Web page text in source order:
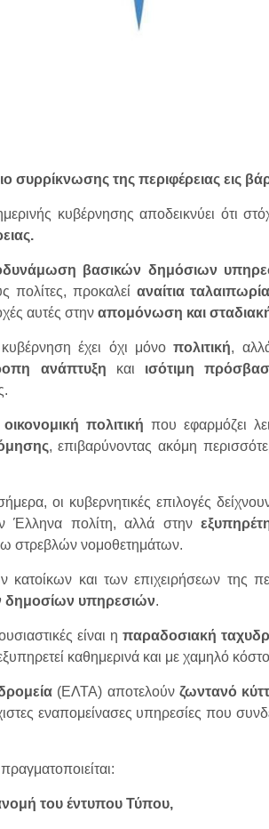
συρρίκνωσης της περιφέρειας εις
κυβέρνησης αποδεικνύει ότι
βασικών δημόσιων
πολίτες, προκαλεί αναίτια ταλαιπωρία
αυτές στην απομόνωση και
έχει όχι μόνοπολιτική,
ανάπτυξη και ισότιμη
πολιτική που εφαρμόζει
, επιβαρύνοντας ακόμη
οι κυβερνητικές επιλογές
Έλληνα πολίτη, αλλά στην
στρεβλών νομοθετημάτων.
και των επιχειρήσεων της
δημοσίων υπηρεσιών.
είναι η παραδοσιακή
καθημερινά και με χαμηλό
(ΕΛΤΑ) αποτελούνζωντανό
εναπομείνασες υπηρεσίες που
του έντυπου Τύπου,